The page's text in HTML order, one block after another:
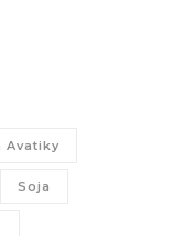
Avatiky
Soja